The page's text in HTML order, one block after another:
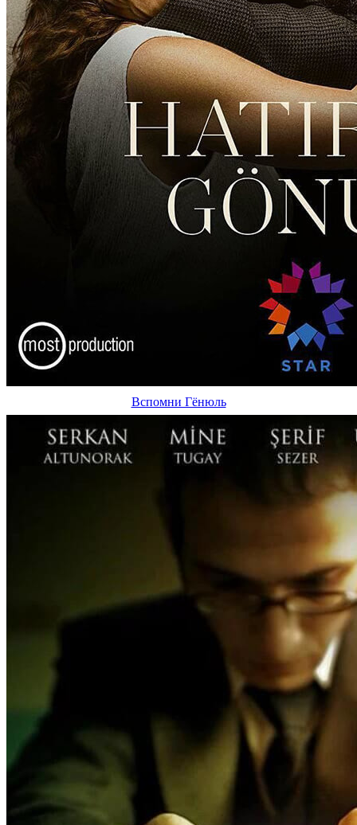
Вспомни Гёнюль